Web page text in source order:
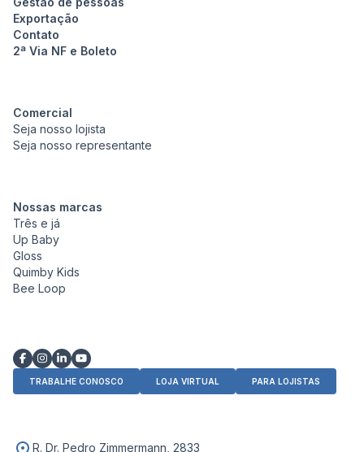
Exportação
Contato
2ª Via NF e Boleto
Comercial
Seja nosso lojista
Seja nosso representante
Nossas marcas
Três e já
Up Baby
Gloss
Quimby Kids
Bee Loop
TRABALHE CONOSCO LOJA VIRTUAL PARA LOJISTAS
R. Dr. Pedro Zimmermann, 2833